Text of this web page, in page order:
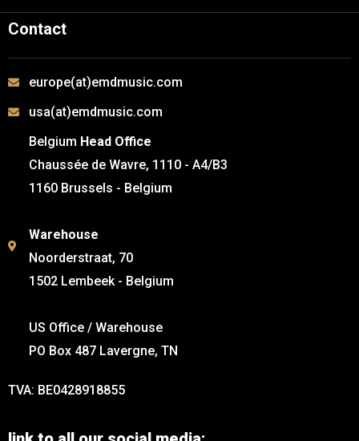
Contact
europe(at)emdmusic.com
usa(at)emdmusic.com
Belgium Head Office
Chaussée de Wavre, 1110 - A4/B3
1160 Brussels - Belgium
Warehouse
Noorderstraat, 70
1502 Lembeek - Belgium
US Office / Warehouse
PO Box 487 Lavergne, TN
TVA: BE0428918855